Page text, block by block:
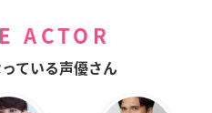
ACTOR
ている声優さん